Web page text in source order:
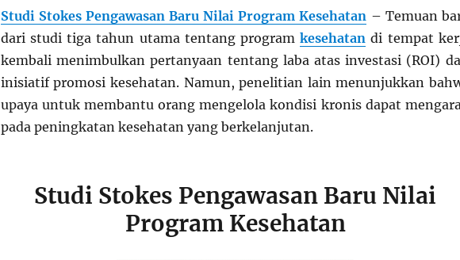
Studi Stokes Pengawasan Baru Nilai Program Kesehatan – Temuan
dari studi tiga tahun utama tentang programkesehatan di tempat
kembali menimbulkan pertanyaan tentang laba atas investasi (ROI)
inisiatif promosi kesehatan. Namun, penelitian lain menunjukkan
upaya untuk membantu orang mengelola kondisi kronis dapat
pada peningkatan kesehatan yang berkelanjutan.
Studi Stokes Pengawasan Baru Nilai
Program Kesehatan